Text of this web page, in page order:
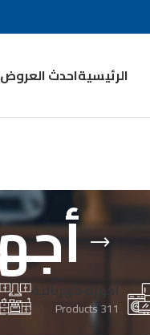
الرئيسيةاحدث العروض
أجهزة كهربائية
311 Products